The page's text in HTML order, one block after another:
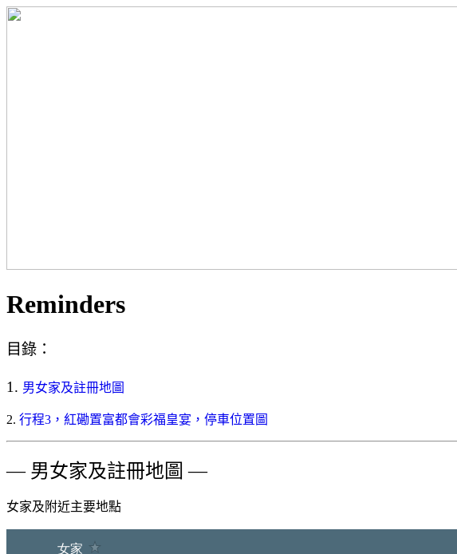
Reminders
目錄：
1. 男女家及註冊地圖
2. 行程3，紅磡置富都會彩福皇宴，停車位置圖
— 男女家及註冊地圖 —
女家及附近主要地點